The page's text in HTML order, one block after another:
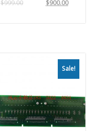
$999.00 $900.00
Sale!